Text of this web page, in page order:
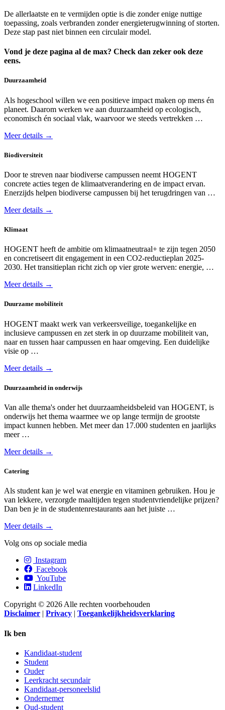
De allerlaatste en te vermijden optie is die zonder enige nuttige
toepassing, zoals verbranden zonder energieterugwinning of storten.
Deze stap past niet binnen een circulair model.
Vond je deze pagina al de max? Check dan zeker ook deze
eens.
Duurzaamheid
Als hogeschool willen we een positieve impact maken op mens én
planeet. Daarom werken we aan duurzaamheid op ecologisch,
economisch én sociaal vlak, waarvoor we steeds vertrekken …
Meer details →
Biodiversiteit
Door te streven naar bio­diverse campussen neemt HOGENT
concrete acties tegen de klimaat­verandering en de impact ervan.
Enerzijds helpen biodiverse campussen bij het terug­dringen van …
Meer details →
Klimaat
HOGENT heeft de ambitie om klimaatneutraal+ te zijn tegen 2050
en concretiseert dit engagement in een CO2-reductieplan 2025-
2030. Het transitieplan richt zich op vier grote werven: energie, …
Meer details →
Duurzame mobiliteit
HOGENT maakt werk van verkeersveilige, toegankelijke en
inclusieve campussen en zet sterk in op duurzame mobiliteit van,
naar en tussen haar campussen en haar omgeving. Een duidelijke
visie op …
Meer details →
Duurzaamheid in onderwijs
Van alle thema's onder het duurzaamheids­beleid van HOGENT, is
onderwijs het thema waarmee we op lange termijn de grootste
impact kunnen hebben. Met meer dan 17.000 studenten en jaarlijks
meer …
Meer details →
Catering
Als student kan je wel wat energie en vitaminen gebruiken. Hou je
van lekkere, verzorgde maaltijden tegen student­vriendelijke prijzen?
Dan ben je in de studenten­restaurants aan het juiste …
Meer details →
Volg ons op sociale media
Instagram
Facebook
YouTube
LinkedIn
Copyright © 2026 Alle rechten voorbehouden
Disclaimer | Privacy | Toegankelijkheidsverklaring
Ik ben
Kandidaat-student
Student
Ouder
Leerkracht secundair
Kandidaat-personeelslid
Ondernemer
Oud-student